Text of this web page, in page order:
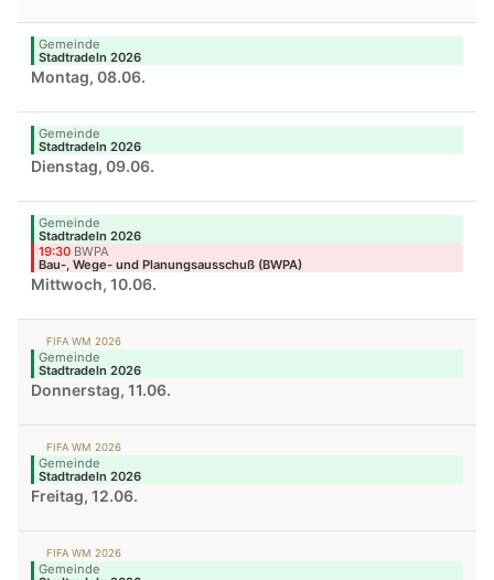
Gemeinde
Stadtradeln 2026
Montag, 08.06.
Gemeinde
Stadtradeln 2026
Dienstag, 09.06.
Gemeinde
Stadtradeln 2026
19:30 BWPA
Bau-, Wege- und Planungsausschuß (BWPA)
Mittwoch, 10.06.
FIFA WM 2026
Gemeinde
Stadtradeln 2026
Donnerstag, 11.06.
FIFA WM 2026
Gemeinde
Stadtradeln 2026
Freitag, 12.06.
FIFA WM 2026
Gemeinde